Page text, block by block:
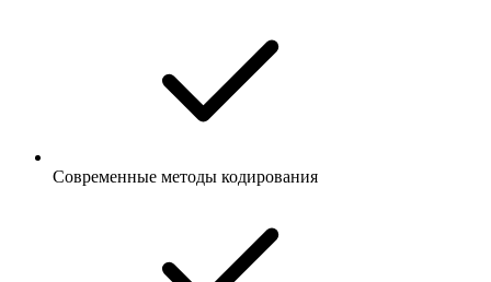
Современные методы кодирования